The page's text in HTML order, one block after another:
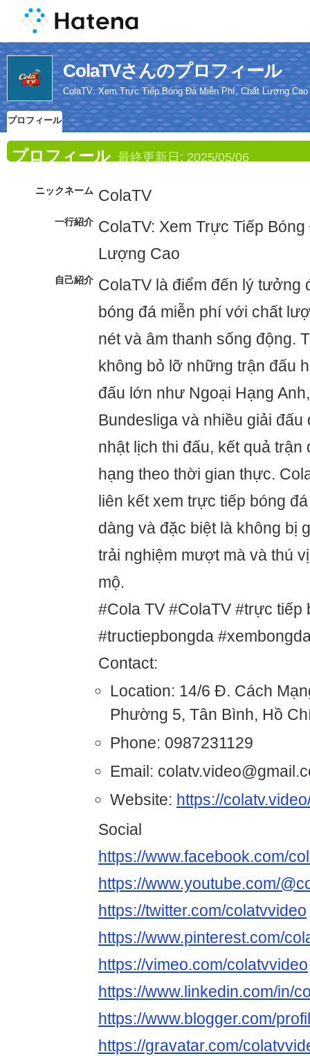
ColaTVさんのプロフィール
ColaTV: Xem Trực Tiếp Bóng Đá Miễn Phí, Chất Lượng Cao
プロフィール
プロフィール 最終更新日: 2025/05/06
ニックネーム ColaTV
一行紹介 ColaTV: Xem Trực Tiếp
Lượng Cao
自己紹介 ColaTV là điểm đến lý tưởng
bóng đá miễn phí với chất
nét và âm thanh sống động.
không bỏ lỡ những trận đấu
đấu lớn như Ngoại Hạng
Bundesliga và nhiều giải đấu
nhật lịch thi đấu, kết quả trận
hạng theo thời gian thực.
liên kết xem trực tiếp bóng
dàng và đặc biệt là không bị
trải nghiệm mượt mà và thú
mộ.
#Cola TV #ColaTV #trực tiếp
#tructiepbongda
Contact:
Location: 14/6 Đ. Cách
Phường 5, Tân Bình, Hồ
Phone: 0987231129
Email:
Website: https://
Social
https://www.facebook.com/
https://www.youtube.com/
https://twitter.com/colatvvideo
https://www.pinterest.com/
https://vimeo.com/colatvvideo
https://www.linkedin.com/in/
https://www.blogger.com/
https://gravatar.com/